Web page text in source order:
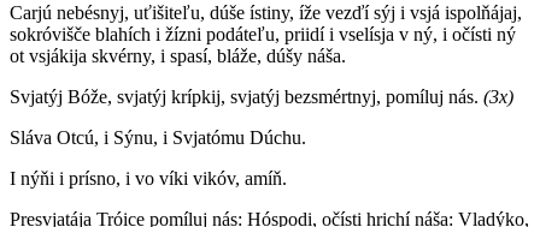
Carjú nebésnyj, uťišiteľu, dúše ístiny, íže vezďí sýj i vsjá ispolňájaj,
sokróvišče blahích i žízni podáteľu, priidí i vselísja v ný, i očísti ný
ot vsjákija skvérny, i spasí, bláže, dúšy náša.
Svjatýj Bóže, svjatýj krípkij, svjatýj bezsmértnyj, pomíluj nás. (3x)
Sláva Otcú, i Sýnu, i Svjatómu Dúchu.
I nýňi i prísno, i vo víki vikóv, amíň.
Presvjatája Tróice pomíluj nás: Hóspodi, očísti hrichí náša: Vladýko,